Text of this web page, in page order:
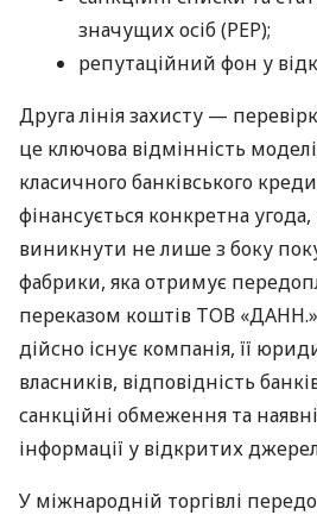
значущих осіб (PEP);
репутаційний фон у
Друга лінія захисту —
це ключова відмінність
класичного банківського
фінансується конкретна
виникнути не лише з боку
фабрики, яка отримує
переказом коштів ТОВ
дійсно існує компанія, її
власників, відповідність
санкційні обмеження та
інформації у відкритих
У міжнародній торгівлі